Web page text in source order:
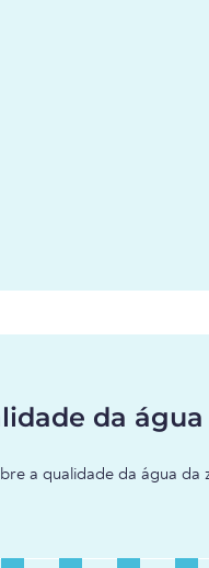
da água
a qualidade da água